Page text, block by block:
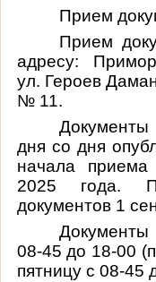
Прием
Прием
адресу:
ул. Героев
№ 11.
Документы
дня со дня
начала
2025 года.
документов 1
08-45 до 18-00
пятницу с 08-45